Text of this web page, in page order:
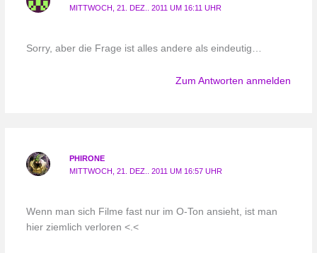
MITTWOCH, 21. DEZ.. 2011 UM 16:11 UHR
Sorry, aber die Frage ist alles andere als eindeutig…
Zum Antworten anmelden
PHIRONE
MITTWOCH, 21. DEZ.. 2011 UM 16:57 UHR
Wenn man sich Filme fast nur im O-Ton ansieht, ist man
hier ziemlich verloren <.<